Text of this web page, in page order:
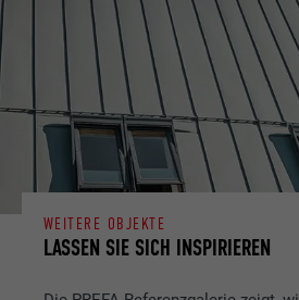
LASSEN SIE SICH INSPIRIEREN
WEITERE OBJEKTE